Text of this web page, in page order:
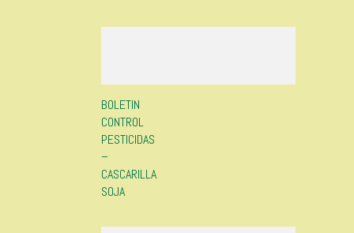
BOLETIN
CONTROL
PESTICIDAS
–
CASCARILLA
SOJA